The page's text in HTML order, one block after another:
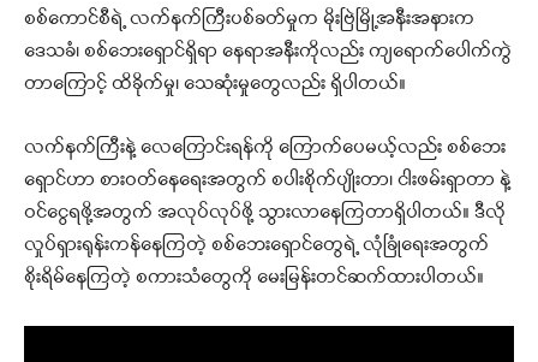
စစ်ကောင်စီရဲ့ လက်နက်ကြီးပစ်ခတ်မှုက မိုးဗြဲမြို့အနီးအနားက
ဒေသခံ၊ စစ်ဘေးရှောင်ရှိရာ နေရာအနီးကိုလည်း ကျရောက်ပေါက်ကွဲ
တာကြောင့် ထိခိုက်မှု၊ သေဆုံးမှုတွေလည်း ရှိပါတယ်။
လက်နက်ကြီးနဲ့ လေကြောင်းရန်ကို ကြောက်ပေမယ့်လည်း စစ်ဘေး
ရှောင်ဟာ စားဝတ်နေရေးအတွက် စပါးစိုက်ပျိုးတာ၊ ငါးဖမ်းရှာတာ နဲ့
ဝင်ငွေရဖို့အတွက် အလုပ်လုပ်ဖို့ သွားလာနေကြတာရှိပါတယ်။ ဒီလို
လှုပ်ရှားရုန်းကန်နေကြတဲ့ စစ်ဘေးရှောင်တွေရဲ့ လုံခြုံရေးအတွက်
စိုးရိမ်နေကြတဲ့ စကားသံတွေကို မေးမြန်းတင်ဆက်ထားပါတယ်။